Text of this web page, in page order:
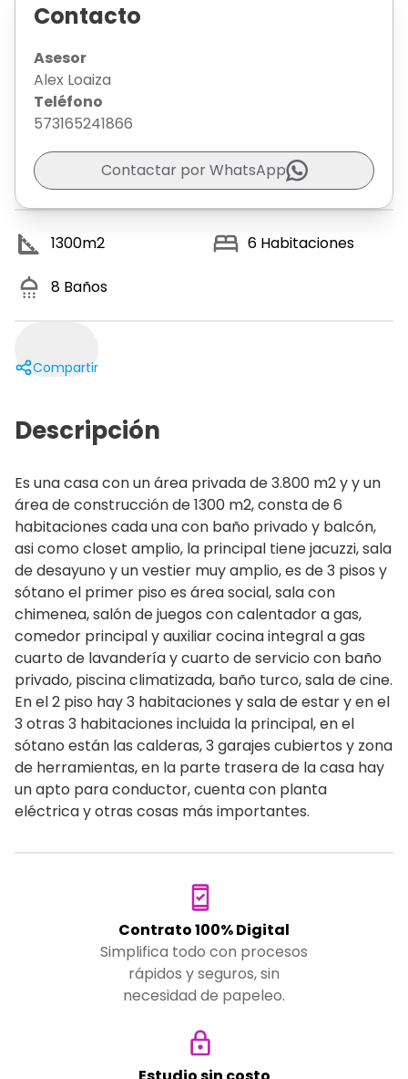
Contacto
Asesor
Alex Loaiza
Teléfono
573165241866
Contactar por WhatsApp
1300m2 6 Habitaciones
8 Baños
Compartir
Descripción
Es una casa con un área privada de 3.800 m2 y y un
área de construcción de 1300 m2, consta de 6
habitaciones cada una con baño privado y balcón,
asi como closet amplio, la principal tiene jacuzzi, sala
de desayuno y un vestier muy amplio, es de 3 pisos y
sótano el primer piso es área social, sala con
chimenea, salón de juegos con calentador a gas,
comedor principal y auxiliar cocina integral a gas
cuarto de lavandería y cuarto de servicio con baño
privado, piscina climatizada, baño turco, sala de cine.
En el 2 piso hay 3 habitaciones y sala de estar y en el
3 otras 3 habitaciones incluida la principal, en el
sótano están las calderas, 3 garajes cubiertos y zona
de herramientas, en la parte trasera de la casa hay
un apto para conductor, cuenta con planta
eléctrica y otras cosas más importantes.
Contrato 100% Digital
Simplifica todo con procesos
rápidos y seguros, sin
necesidad de papeleo.